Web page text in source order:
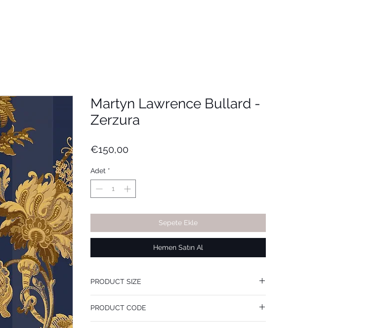
Martyn Lawrence Bullard -
Zerzura
€150,00Fiyat
Adet *
Sepete Ekle
Hemen Satın Al
PRODUCT SIZE
Pattern Repeat 64 cm
PRODUCT CODE